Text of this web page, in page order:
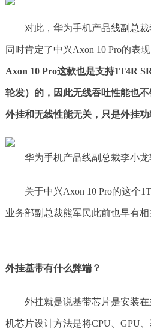
对此，华为手机产品线副总
同时肯定了中兴Axon 10 Pro的表现
Axon 10 Pro这款也是支持1T4R
轮发）的，因此无线吞吐性能也
外挂和无线性能无关，只是外挂功
华为手机产品线副总裁李小
关于中兴Axon 10 Pro的这个
业务部副总裁熊军民此前也早有相
外挂基带有什么弊端？
外挂就是说基带芯片是安装
机芯片设计方法是将CPU、GPU